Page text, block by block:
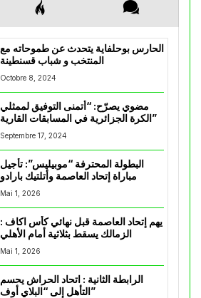
الحارس بوحلفاية يتحدث عن طموحاته مع
المنتخب و شباب قسنطينة
Octobre 8, 2024
مضوي يصرّح: “أتمنى التوفيق لممثلي
الكرة الجزائرية في المسابقات القارية”
Septembre 17, 2024
البطولة المحترفة “موبيليس”: تأجيل
مباراة إتحاد العاصمة وأتلتيك بارادو
Mai 1, 2026
يهم إتحاد العاصمة قبل نهائي كأس اكاف :
Mai 1, 2026
الرابطة الثانية : اتحاد الحراش يحسم
التأهل إلى “البلاي أوف”